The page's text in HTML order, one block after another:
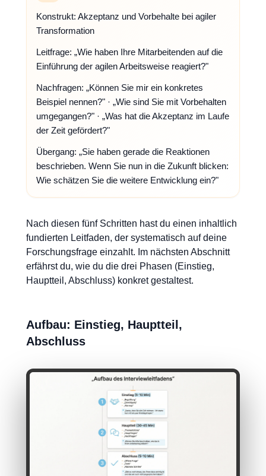
Konstrukt: Akzeptanz und Vorbehalte bei agiler
Transformation
Leitfrage: „Wie haben Ihre Mitarbeitenden auf die
Einführung der agilen Arbeitsweise reagiert?"
Nachfragen: „Können Sie mir ein konkretes
Beispiel nennen?" · „Wie sind Sie mit Vorbehalten
umgegangen?" · „Was hat die Akzeptanz im Laufe
der Zeit gefördert?"
Übergang: „Sie haben gerade die Reaktionen
beschrieben. Wenn Sie nun in die Zukunft blicken:
Wie schätzen Sie die weitere Entwicklung ein?"
Nach diesen fünf Schritten hast du einen inhaltlich
fundierten Leitfaden, der systematisch auf deine
Forschungsfrage einzahlt. Im nächsten Abschnitt
erfährst du, wie du die drei Phasen (Einstieg,
Hauptteil, Abschluss) konkret gestaltest.
Aufbau: Einstieg, Hauptteil,
Abschluss